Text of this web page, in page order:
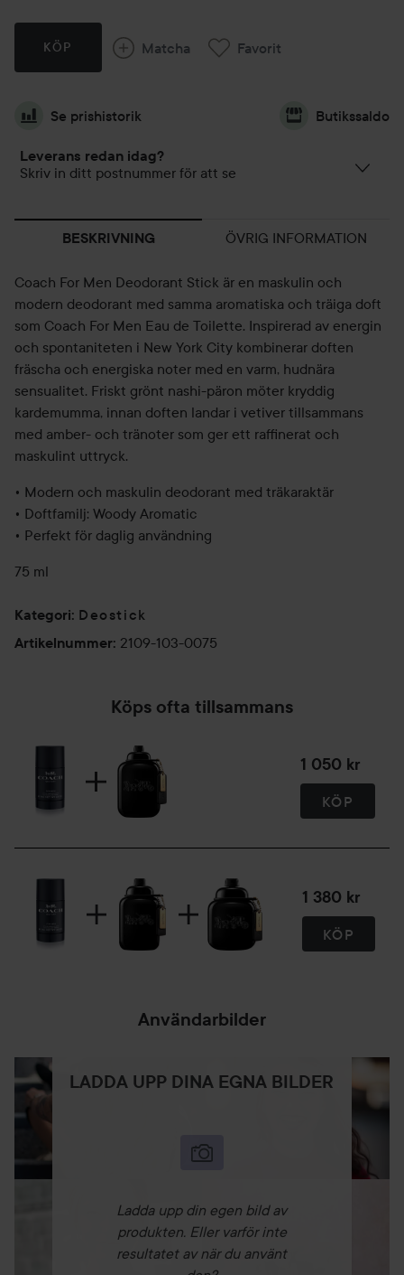
KÖP Matcha Favorit
Se prishistorik Butikssaldo
Leverans redan idag?
Skriv in ditt postnummer för att se
BESKRIVNING ÖVRIG INFORMATION
Coach For Men Deodorant Stick är en maskulin och
modern deodorant med samma aromatiska och träiga doft
som Coach For Men Eau de Toilette. Inspirerad av energin
och spontaniteten i New York City kombinerar doften
fräscha och energiska noter med en varm, hudnära
sensualitet. Friskt grönt nashi-päron möter kryddig
kardemumma, innan doften landar i vetiver tillsammans
med amber- och tränoter som ger ett raffinerat och
maskulint uttryck.
• Modern och maskulin deodorant med träkaraktär
• Doftfamilj: Woody Aromatic
• Perfekt för daglig användning
75 ml
Kategori: Deostick
Artikelnummer: 2109-103-0075
Köps ofta tillsammans
1 050 kr
KÖP
1 380 kr
KÖP
Användarbilder
LADDA UPP DINA EGNA BILDER
Ladda upp din egen bild av
produkten. Eller varför inte
resultatet av när du använt